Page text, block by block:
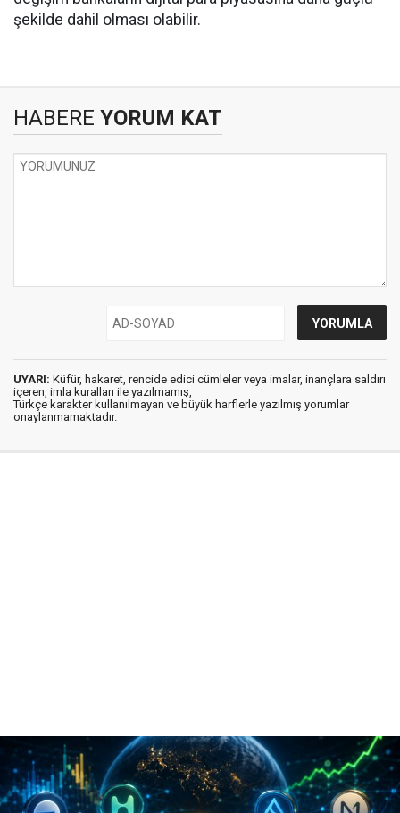
şekilde dahil olması olabilir.
HABERE YORUM KAT
UYARI: Küfür, hakaret, rencide edici cümleler veya imalar, inançlara saldırı
içeren, imla kuralları ile yazılmamış,
Türkçe karakter kullanılmayan ve büyük harflerle yazılmış yorumlar
onaylanmamaktadır.